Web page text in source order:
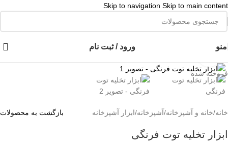
Skip to navigation Skip to main content
منو ورود / ثبت نام
فروخته شده
خانه/خانه و آشپزخانه/آشپزخانه/ابزار آشپزخانه بازگشت به محصولات
ابزار تخلیه توت فرنگی